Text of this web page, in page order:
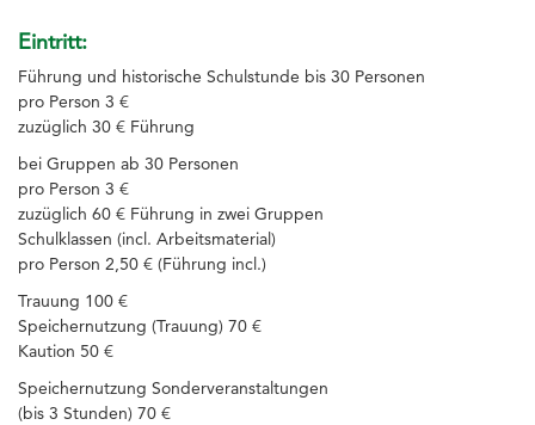
Öffnungszeiten/ Anfahrt/ Kosten/
Feierlichkeiten
Kooperationen/ Datenbanken/
Dokumente
Eintritt:
Führung und historische Schulstunde bis 30 Personen
pro Person 3 €
zuzüglich 30 € Führung
bei Gruppen ab 30 Personen
pro Person 3 €
zuzüglich 60 € Führung in zwei Gruppen
Schulklassen (incl. Arbeitsmaterial)
pro Person 2,50 € (Führung incl.)
Trauung 100 €
Speichernutzung (Trauung) 70 €
Kaution 50 €
Speichernutzung Sonderveranstaltungen
(bis 3 Stunden) 70 €